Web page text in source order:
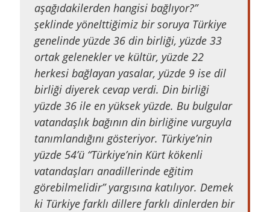
aşağıdakilerden hangisi bağlıyor?”
şeklinde yönelttiğimiz bir soruya Türkiye
genelinde yüzde 36 din birliği, yüzde 33
ortak gelenekler ve kültür, yüzde 22
herkesi bağlayan yasalar, yüzde 9 ise dil
birliği diyerek cevap verdi. Din birliği
yüzde 36 ile en yüksek yüzde. Bu bulgular
vatandaşlık bağının din birliğine vurguyla
tanımlandığını gösteriyor. Türkiye’nin
yüzde 54’ü “Türkiye’nin Kürt kökenli
vatandaşları anadillerinde eğitim
görebilmelidir” yargısına katılıyor. Demek
ki Türkiye farklı dillere farklı dinlerden bir